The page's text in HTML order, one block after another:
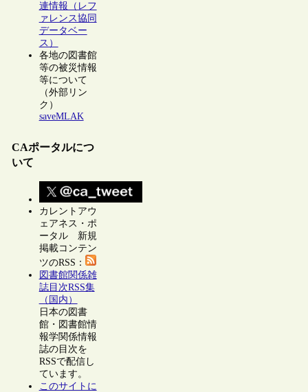
連情報（レフ
ァレンス協同
データベー
ス）
各地の図書館
等の被災情報
等について
（外部リン
ク）
saveMLAK
CAポータルにつ
いて
カレントアウ
ェアネス・ポ
ータル 新規
掲載コンテン
ツのRSS：
図書館関係雑
誌目次RSS集
（国内）
日本の図書
館・図書館情
報学関係情報
誌の目次を
RSSで配信し
ています。
このサイトに